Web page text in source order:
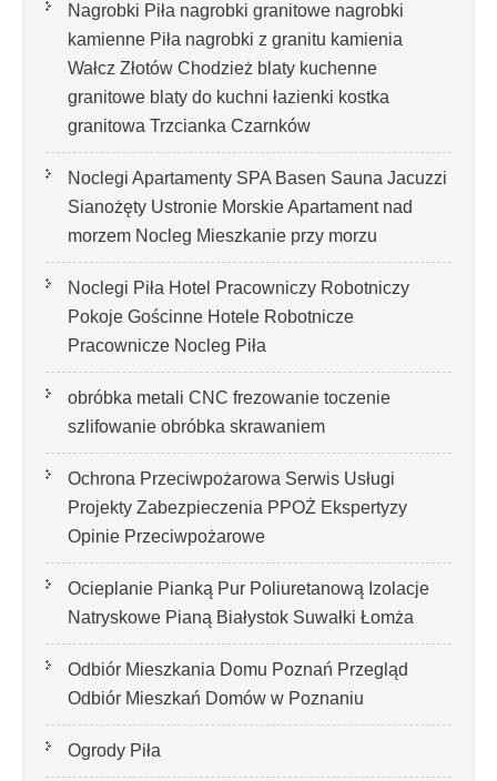
Nagrobki Piła nagrobki granitowe nagrobki
kamienne Piła nagrobki z granitu kamienia
Wałcz Złotów Chodzież blaty kuchenne
granitowe blaty do kuchni łazienki kostka
granitowa Trzcianka Czarnków
Noclegi Apartamenty SPA Basen Sauna Jacuzzi
Sianożęty Ustronie Morskie Apartament nad
morzem Nocleg Mieszkanie przy morzu
Noclegi Piła Hotel Pracowniczy Robotniczy
Pokoje Gościnne Hotele Robotnicze
Pracownicze Nocleg Piła
obróbka metali CNC frezowanie toczenie
szlifowanie obróbka skrawaniem
Ochrona Przeciwpożarowa Serwis Usługi
Projekty Zabezpieczenia PPOŻ Ekspertyzy
Opinie Przeciwpożarowe
Ocieplanie Pianką Pur Poliuretanową Izolacje
Natryskowe Pianą Białystok Suwałki Łomża
Odbiór Mieszkania Domu Poznań Przegląd
Odbiór Mieszkań Domów w Poznaniu
Ogrody Piła